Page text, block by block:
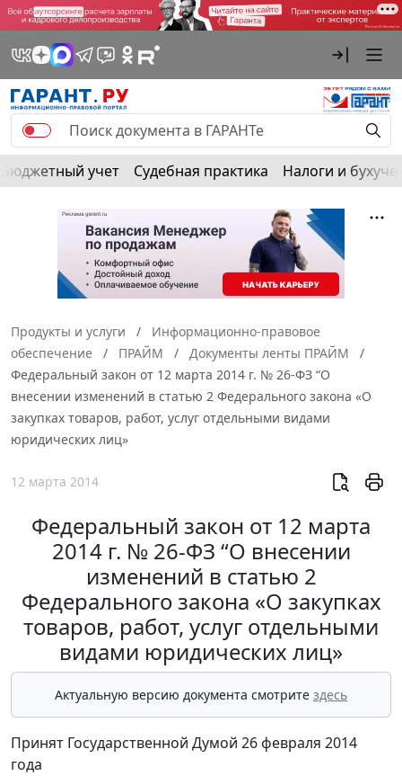
Бюджетный учет Судебная практика Налоги и
Продукты и услуги
Информационно-правовое
обеспечение
ПРАЙМ
Документы ленты ПРАЙМ
Федеральный закон от 12 марта 2014 г. № 26-ФЗ “О
внесении изменений в статью 2 Федерального закона «О
закупках товаров, работ, услуг отдельными видами
юридических лиц»
12 марта 2014
Федеральный закон от 12 марта
2014 г. № 26-ФЗ “О внесении
изменений в статью 2
Федерального закона «О закупках
товаров, работ, услуг отдельными
видами юридических лиц»
Актуальную версию документа смотрите здесь
Принят Государственной Думой 26 февраля 2014
года